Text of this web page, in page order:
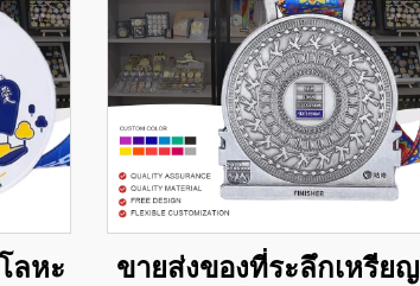
ลหะ
ขายส่งของที่ระลึกเหรียญ